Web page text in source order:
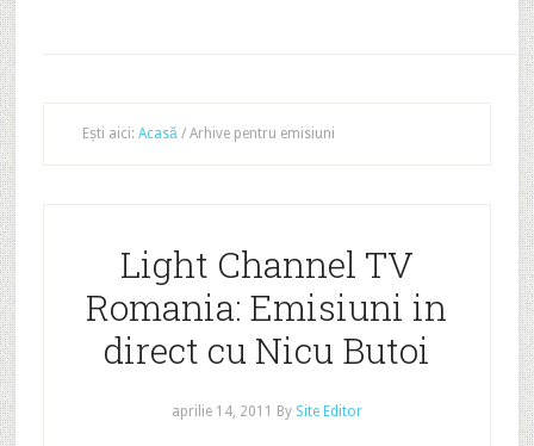
Ești aici: Acasă /Arhive pentru emisiuni
Light Channel TV
Romania: Emisiuni in
direct cu Nicu Butoi
aprilie 14, 2011 By Site Editor